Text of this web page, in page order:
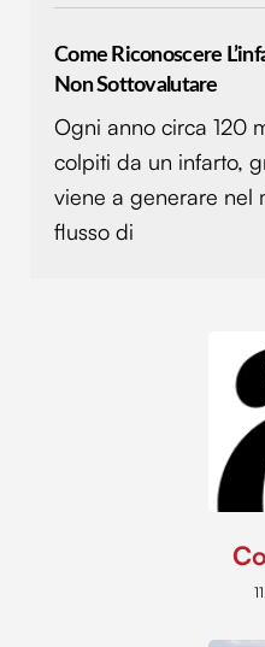
Come Riconoscere
Non Sottovalutare
Ogni anno circa 120
colpiti da un infarto,
viene a generare nel
flusso di